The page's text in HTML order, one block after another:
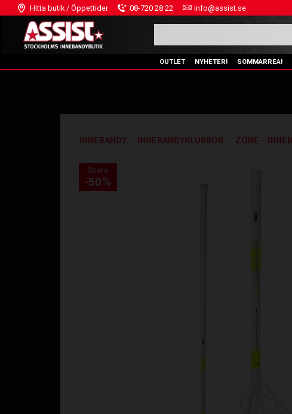
Hitta butik / Öppettider 08-720 28 22 info@assist.se
OUTLET NYHETER! SOMMARREA!
INNEBANDY INNEBANDYKLUBBOR ZONE -
Spara
50%